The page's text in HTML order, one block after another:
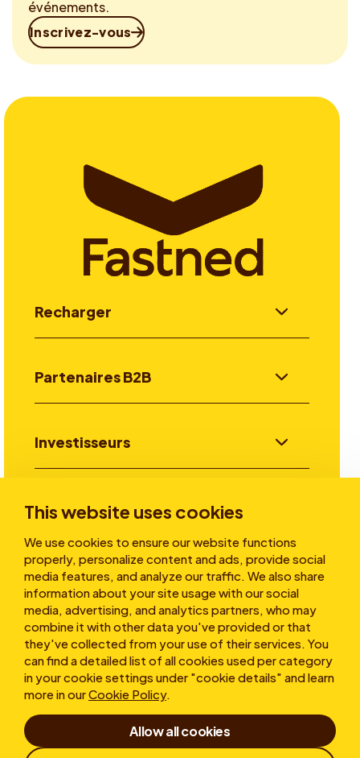
This website uses cookies
We use cookies to ensure our website functions
properly, personalize content and ads, provide social
media features, and analyze our traffic. We also share
information about your site usage with our social
media, advertising, and analytics partners, who may
combine it with other data you've provided or that
they've collected from your use of their services. You
can find a detailed list of all cookies used per category
in your cookie settings under "cookie details" and learn
more in ourCookie Policy.
Allow all cookies
événements.
Inscrivez-vous
Recharger
Partenaires B2B
Investisseurs
Aller plus loin
A propos
Conditions d’utilisation
Déclaration de confidentialité